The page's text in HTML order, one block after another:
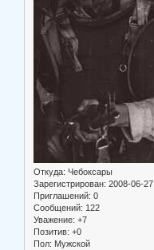
Откуда: Чебоксары
Зарегистрирован: 2008-06-27
Приглашений: 0
Сообщений: 122
Уважение: +7
Позитив: +0
Пол: Мужской